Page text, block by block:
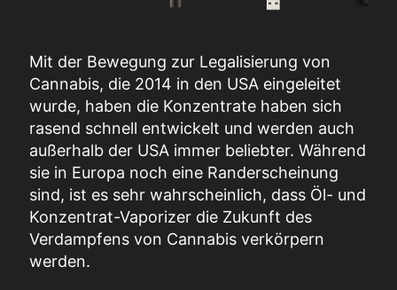
Mit der Bewegung zur Legalisierung von
Cannabis, die 2014 in den USA eingeleitet
wurde, haben die Konzentrate haben sich
rasend schnell entwickelt und werden auch
außerhalb der USA immer beliebter. Während
sie in Europa noch eine Randerscheinung
sind, ist es sehr wahrscheinlich, dass Öl- und
Konzentrat-Vaporizer die Zukunft des
Verdampfens von Cannabis verkörpern
werden.